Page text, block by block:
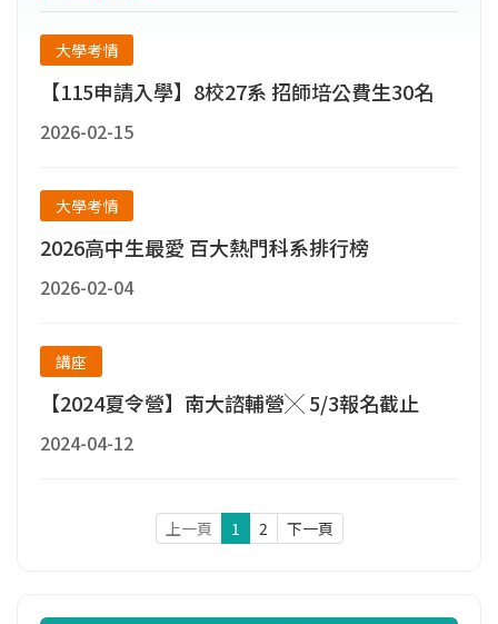
育，且在教育、體育、人文及藝術上承繼豐厚
之資源。2004年8月1日轉型為綜合大學後，積
極推動各系所轉型發展，先後成立教育、人文
與社會、理工、環境與生態及藝術5個學院。
大學考情
【115申請入學】8校27系 招師培公費生30名
2026-02-15
大學考情
2026高中生最愛 百大熱門科系排行榜
2026-02-04
講座
【2024夏令營】南大諮輔營╳ 5/3報名截止
2024-04-12
上一頁 1 2 下一頁